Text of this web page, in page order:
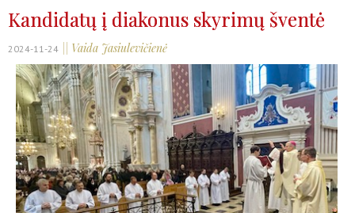
Kandidatų į diakonus skyrimų šventė
2024-11-24 || Vaida Jasiulevičienė